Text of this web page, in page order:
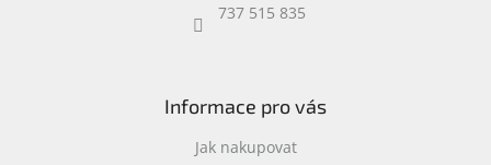
737 515 835
Informace pro vás
Jak nakupovat